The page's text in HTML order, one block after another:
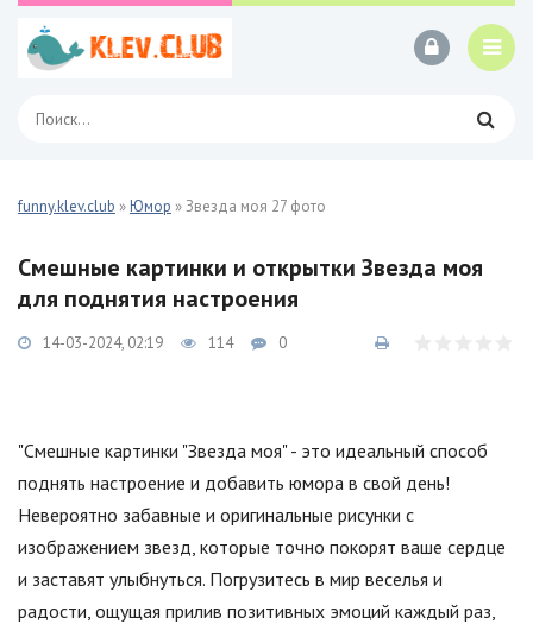
funny.klev.club »Юмор » Звезда моя 27 фото
Смешные картинки и открытки Звезда моя
для поднятия настроения
14-03-2024, 02:19 114 0
"Смешные картинки "Звезда моя" - это идеальный способ
поднять настроение и добавить юмора в свой день!
Невероятно забавные и оригинальные рисунки с
изображением звезд, которые точно покорят ваше сердце
и заставят улыбнуться. Погрузитесь в мир веселья и
радости, ощущая прилив позитивных эмоций каждый раз,